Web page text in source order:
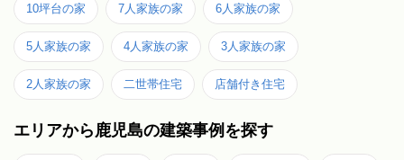
10坪台の家 7人家族の家 6人家族の家
5人家族の家 4人家族の家 3人家族の家
2人家族の家 二世帯住宅 店舗付き住宅
エリアから鹿児島の建築事例を探す